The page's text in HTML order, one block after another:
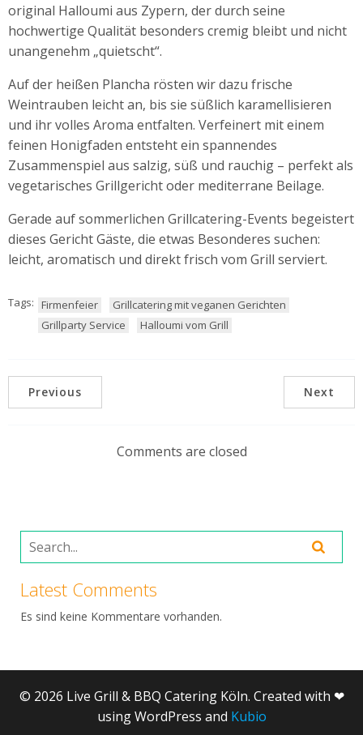
original Halloumi aus Zypern, der durch seine
hochwertige Qualität besonders cremig bleibt und nicht
unangenehm „quietscht“.
Auf der heißen Plancha rösten wir dazu frische
Weintrauben leicht an, bis sie süßlich karamellisieren
und ihr volles Aroma entfalten. Verfeinert mit einem
feinen Honigfaden entsteht ein spannendes
Zusammenspiel aus salzig, süß und rauchig – perfekt als
vegetarisches Grillgericht oder mediterrane Beilage.
Gerade auf sommerlichen Grillcatering-Events begeistert
dieses Gericht Gäste, die etwas Besonderes suchen:
leicht, aromatisch und direkt frisch vom Grill serviert.
Tags: Firmenfeier
Grillcatering mit veganen Gerichten
Grillparty Service
Halloumi vom Grill
Previous Next
Comments are closed
Latest Comments
Es sind keine Kommentare vorhanden.
© 2026 Live Grill & BBQ Catering Köln. Created with ❤
using WordPress and Kubio